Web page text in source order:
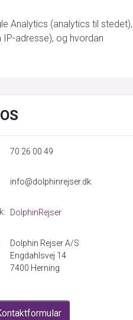
Analytics (analytics til stedet),
adresse), og hvordan
70 26 00 49
info@dolphinrejser.dk
DolphinRejser
Dolphin Rejser A/S
Engdahlsvej 14
7400 Herning